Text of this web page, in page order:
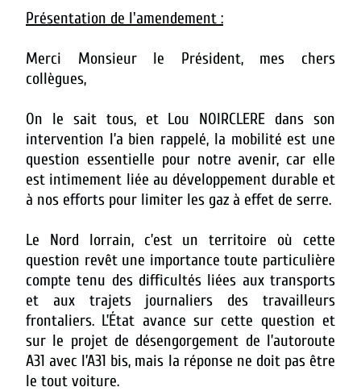
Présentation de l'amendement :
Merci Monsieur le Président, mes chers
collègues,
On le sait tous, et Lou NOIRCLERE dans son
intervention l’a bien rappelé, la mobilité est une
question essentielle pour notre avenir, car elle
est intimement liée au développement durable et
à nos efforts pour limiter les gaz à effet de serre.
Le Nord lorrain, c’est un territoire où cette
question revêt une importance toute particulière
compte tenu des difficultés liées aux transports
et aux trajets journaliers des travailleurs
frontaliers. L’État avance sur cette question et
sur le projet de désengorgement de l’autoroute
A31 avec l’A31 bis, mais la réponse ne doit pas être
le tout voiture.